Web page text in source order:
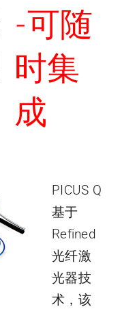
-可随
时集
成
PICUS Q
基于
Refined
光纤激
光器技
术，该